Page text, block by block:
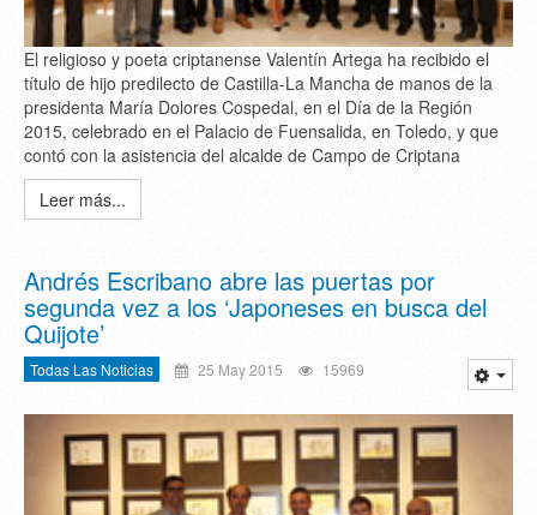
El religioso y poeta criptanense Valentín Artega ha recibido el
título de hijo predilecto de Castilla-La Mancha de manos de la
presidenta María Dolores Cospedal, en el Día de la Región
2015, celebrado en el Palacio de Fuensalida, en Toledo, y que
contó con la asistencia del alcalde de Campo de Criptana
Leer más...
Andrés Escribano abre las puertas por
segunda vez a los ‘Japoneses en busca del
Quijote’
Todas Las Noticias 25 May 2015 15969